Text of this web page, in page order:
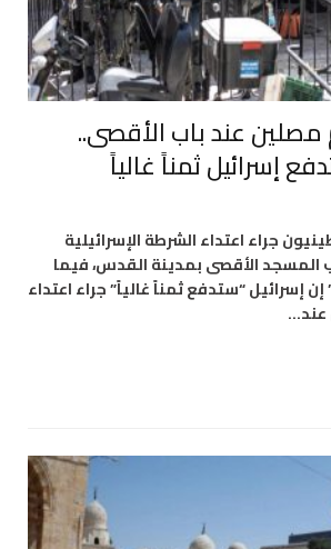
مصلين عند باب الأقصى..
إسرائيل ثمناً غالياً
جراء اعتداء الشرطة الإسرائيلية
المسجد الأقصى بمدينة القدس، فيما
إسرائيل “ستدفع ثمناً غالياً” جراء اعتداء